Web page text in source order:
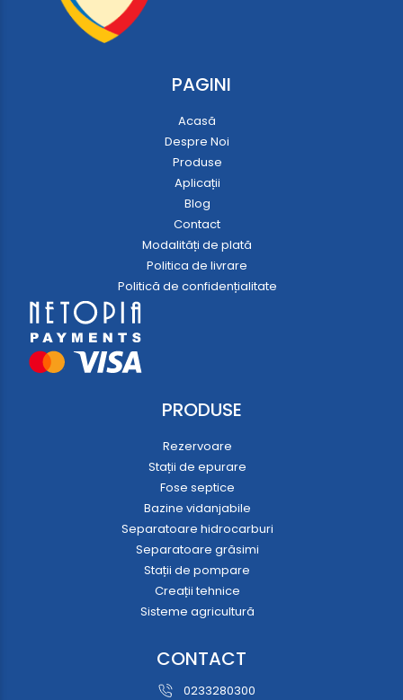
PAGINI
Acasă
Despre Noi
Produse
Aplicații
Blog
Contact
Modalități de plată
Politica de livrare
Politică de confidențialitate
PRODUSE
Rezervoare
Stații de epurare
Fose septice
Bazine vidanjabile
Separatoare hidrocarburi
Separatoare grăsimi
Stații de pompare
Creații tehnice
Sisteme agricultură
CONTACT
0233280300